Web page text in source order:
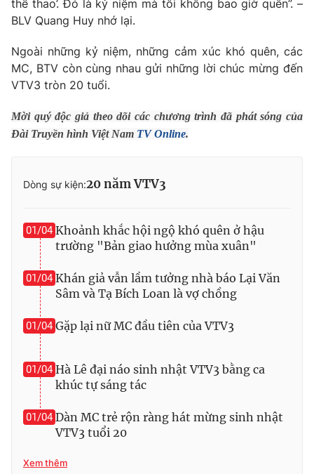
thể thao’. Đó là kỷ niệm mà tôi không bao giờ quên”. –
BLV Quang Huy nhớ lại.
Ngoài những kỷ niệm, những cảm xúc khó quên, các
MC, BTV còn cùng nhau gửi những lời chúc mừng đến
VTV3 tròn 20 tuổi.
Mời quý độc giả theo dõi các chương trình đã phát sóng của
Đài Truyền hình Việt Nam TV Online.
Dòng sự kiện:20 năm VTV3
01/04 Khoảnh khắc hội ngộ khó quên ở hậu
trường "Bản giao hưởng mùa xuân"
01/04 Khán giả vẫn lầm tưởng nhà báo Lại Văn
Sâm và Tạ Bích Loan là vợ chồng
01/04 Gặp lại nữ MC đầu tiên của VTV3
01/04 Hà Lê đại náo sinh nhật VTV3 bằng ca
khúc tự sáng tác
01/04 Dàn MC trẻ rộn ràng hát mừng sinh nhật
VTV3 tuổi 20
Xem thêm